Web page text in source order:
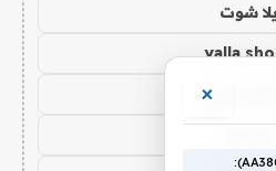
يلا شوت
yalla
شوت زون
×